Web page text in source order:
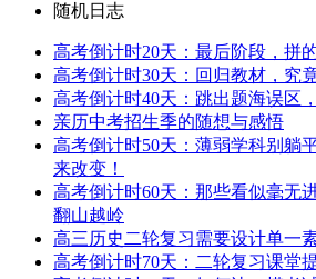
随机日志
高考倒计时20天：最后阶段，拼
高考倒计时30天：回归教材，究
高考倒计时40天：跳出题海误区
亲历中考招生季的随想与感悟
高考倒计时50天：薄弱学科别躺
来改变！
高考倒计时60天：那些看似毫无
翻山越岭
高三历史二轮复习需要设计单一
高考倒计时70天：二轮复习课堂